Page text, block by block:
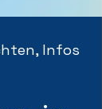
Infos